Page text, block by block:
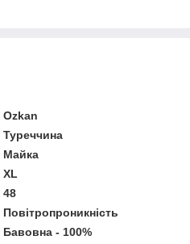
Ozkan
Туреччина
Майка
XL
48
Повітропроникність
Бавовна - 100%